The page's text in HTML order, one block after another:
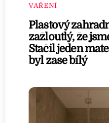
VAŘENÍ
Plastový
zažloutlý, že
Stačil jeden
byl zase bílý